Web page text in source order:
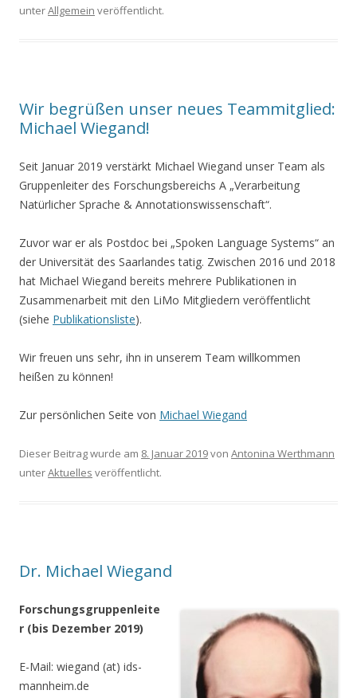
unterAllgemein veröffentlicht.
Wir begrüßen unser neues Teammitglied:
Michael Wiegand!
Seit Januar 2019 verstärkt Michael Wiegand unser Team als
Gruppenleiter des Forschungsbereichs A „Verarbeitung
Natürlicher Sprache & Annotationswissenschaft“.
Zuvor war er als Postdoc bei „Spoken Language Systems“ an
der Universität des Saarlandes tatig. Zwischen 2016 und 2018
hat Michael Wiegand bereits mehrere Publikationen in
Zusammenarbeit mit den LiMo Mitgliedern veröffentlicht
(siehe Publikationsliste).
Wir freuen uns sehr, ihn in unserem Team willkommen
heißen zu können!
Zur persönlichen Seite von Michael Wiegand
Dieser Beitrag wurde am 8. Januar 2019von Antonina Werthmann
unterAktuelles veröffentlicht.
Dr. Michael Wiegand
Forschungsgruppenleite
r (bis Dezember 2019)
E-Mail: wiegand (at) ids-
mannheim.de